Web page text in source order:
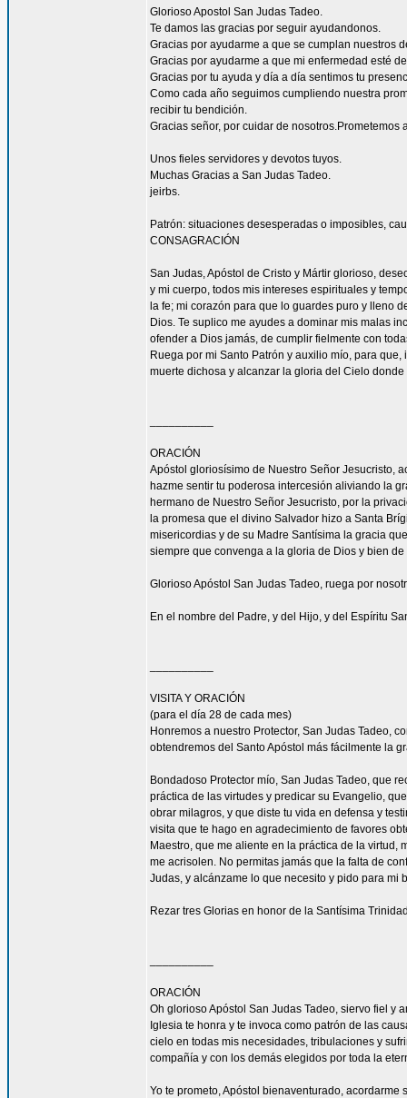
Glorioso Apostol San Judas Tadeo.
Te damos las gracias por seguir ayudandonos.
Gracias por ayudarme a que se cumplan nuestros
Gracias por ayudarme a que mi enfermedad esté
Gracias por tu ayuda y día a día sentimos tu
Como cada año seguimos cumpliendo nuestra
recibir tu bendición.
Gracias señor, por cuidar de
Unos fieles servidores y devotos tuyos.
Muchas Gracias a San Judas Tadeo.
jeirbs.
Patrón: situaciones desesperadas o imposibles,
CONSAGRACIÓN
San Judas, Apóstol de Cristo y Mártir glorioso,
y mi cuerpo, todos mis intereses espirituales y
la fe; mi corazón para que lo guardes puro y lleno
Dios. Te suplico me ayudes a dominar mis malas
ofender a Dios jamás, de cumplir fielmente con
Ruega por mi Santo Patrón y auxilio mío, para
muerte dichosa y alcanzar la gloria del Cielo
ORACIÓN
Apóstol gloriosísimo de Nuestro Señor Jesucristo,
hazme sentir tu poderosa intercesión aliviando la
hermano de Nuestro Señor Jesucristo, por la
la promesa que el divino Salvador hizo a Santa
misericordias y de su Madre Santísima la gracia
siempre que convenga a la gloria de Dios y bien de
Glorioso Apóstol San Judas Tadeo, ruega por
En el nombre del Padre, y del Hijo, y del Espíritu
VISITA Y ORACIÓN
(para el día 28 de cada mes)
Honremos a nuestro Protector, San Judas Tadeo,
obtendremos del Santo Apóstol más fácilmente la
Bondadoso Protector mío, San Judas Tadeo, que
práctica de las virtudes y predicar su Evangelio,
obrar milagros, y que diste tu vida en defensa y
visita que te hago en agradecimiento de favores
Maestro, que me aliente en la práctica de la
me acrisolen. No permitas jamás que la falta de
Judas, y alcánzame lo que necesito y pido para mi
Rezar tres Glorias en honor de la Santísima
ORACIÓN
Oh glorioso Apóstol San Judas Tadeo, siervo fiel y
Iglesia te honra y te invoca como patrón de las
cielo en todas mis necesidades, tribulaciones y
compañía y con los demás elegidos por toda la
Yo te prometo, Apóstol bienaventurado,